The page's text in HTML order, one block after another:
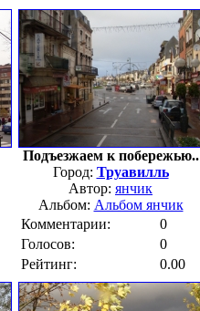
Подъезжаем к побережью..
Город: Труавилль
Автор: янчик
Альбом: Альбом янчик
Комментарии:
0
Голосов:
0
Рейтинг:
0.00